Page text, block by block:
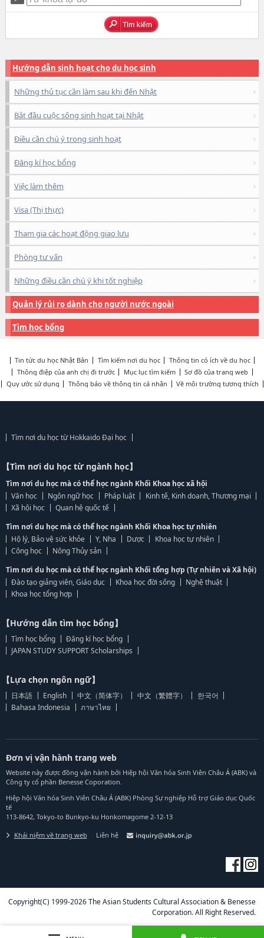
Hướng dẫn sinh hoạt cho du học sinh
Những thủ tục cần làm sau khi đến Nhật
Bắt đầu cuộc sống sinh hoạt tại Nhật
Điều cần chú ý trong sinh hoạt
Đăng kí học bổng
Việc làm thêm
Visa (Thị thực)
Tham gia các hoạt động giao lưu
Phòng tư vấn
Những điều cần chú ý khi tốt nghiệp
Quản lý rủi ro dành cho người nước ngoài
Tìm học bổng
Tin tức du học Nhật Bản Tìm kiếm nơi du học
Thông tin có ích về du học
Thông điệp của anh chị đi trước
Mục lục tìm kiếm
Sơ đồ của trang web
Quy ước sử dụng
Thông báo về thông tin cá nhân Về môi trường tương thích
Tìm nơi du học từ Hokkaido Đại học
【Tìm nơi du học từ ngành học】
Tìm nơi du học mà có thể học ngành Khối Khoa học xã hội
Văn học
Ngôn ngữ học Pháp luật
Kinh tế, Kinh doanh, Thương mại
Xã hội học
Quan hệ quốc tế
Tìm nơi du học mà có thể học ngành Khối Khoa học tự nhiên
Hộ lý, Bảo vệ sức khỏe
Y, Nha Dược
Khoa học tự nhiên
Công học
Nông Thủy sản
Tìm nơi du học mà có thể học ngành Khối tổng hợp (Tự nhiên và Xã hội)
Đào tạo giảng viên, Giáo dục
Khoa học đời sống
Nghệ thuật
Khoa học tổng hợp
【Hướng dẫn tìm học bổng】
Tìm học bổng
Đăng kí học bổng
JAPAN STUDY SUPPORT Scholarships
【Lựa chọn ngôn ngữ】
日本語 English 中文（简体字） 中文（繁體字）
한국어
Bahasa Indonesia
ภาษาไทย
Đơn vị vận hành trang web
Website này được đồng vận hành bởi Hiệp hội Văn hóa Sinh Viên Châu Á (ABK) và
Công ty cổ phần Benesse Coporation.
Hiệp hội Văn hóa Sinh Viên Châu Á (ABK) Phòng Sự nghiệp Hỗ trợ Giáo dục Quốc
tế
113-8642, Tokyo-to Bunkyo-ku Honkomagome 2-12-13
Khái niệm về trang web Liên hệ
Copyright(C) 1999-2026 The Asian Students Cultural Association & Benesse
Corporation. All Right Reserved.